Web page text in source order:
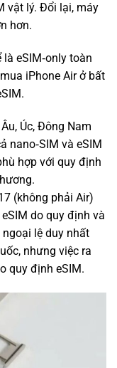
vật lý. Đổi lại, máy
hơn.
eSIM‑only toàn
iPhone Air ở bất
Úc, Đông Nam
nano‑SIM và eSIM
hợp với quy định
(không phải Air)
do quy định và
lệ duy nhất
nhưng việc ra
quy định eSIM.